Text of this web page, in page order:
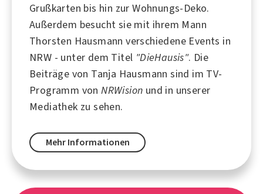
Grußkarten bis hin zur Wohnungs-Deko.
Außerdem besucht sie mit ihrem Mann
Thorsten Hausmann verschiedene Events in
NRW - unter dem Titel "DieHausis". Die
Beiträge von Tanja Hausmann sind im TV-
Programm vonNRWision und in unserer
Mediathek zu sehen.
Mehr Informationen